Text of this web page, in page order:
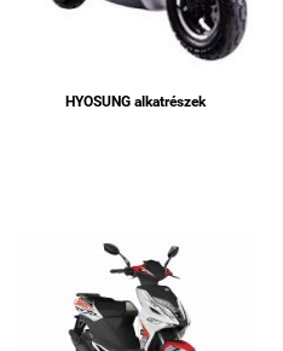
HYOSUNG alkatrészek